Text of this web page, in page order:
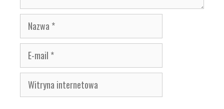
Nazwa
E-
mail
Witryna
internetowa